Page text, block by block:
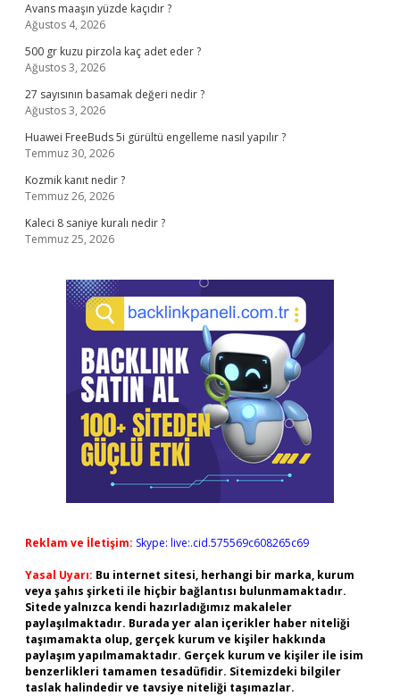
Avans maaşın yüzde kaçıdır ?
Ağustos 4, 2026
500 gr kuzu pirzola kaç adet eder ?
Ağustos 3, 2026
27 sayısının basamak değeri nedir ?
Ağustos 3, 2026
Huawei FreeBuds 5i gürültü engelleme nasıl yapılır ?
Temmuz 30, 2026
Kozmik kanıt nedir ?
Temmuz 26, 2026
Kaleci 8 saniye kuralı nedir ?
Temmuz 25, 2026
Reklam ve İletişim: Skype: live:.cid.575569c608265c69
Yasal Uyarı: Bu internet sitesi, herhangi bir marka, kurum
veya şahıs şirketi ile hiçbir bağlantısı bulunmamaktadır.
Sitede yalnızca kendi hazırladığımız makaleler
paylaşılmaktadır. Burada yer alan içerikler haber niteliği
taşımamakta olup, gerçek kurum ve kişiler hakkında
paylaşım yapılmamaktadır. Gerçek kurum ve kişiler ile isim
benzerlikleri tamamen tesadüfidir. Sitemizdeki bilgiler
taslak halindedir ve tavsiye niteliği taşımazlar.